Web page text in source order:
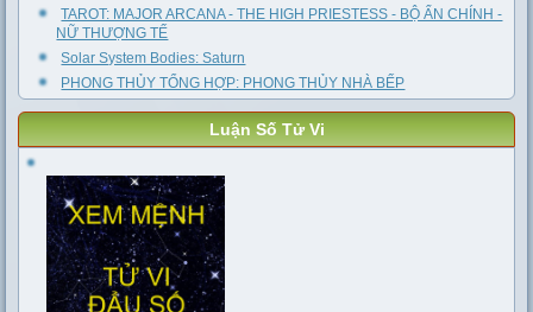
TAROT: MAJOR ARCANA - THE HIGH PRIESTESS - BỘ ẨN CHÍNH -
NỮ THƯỢNG TẾ
Solar System Bodies: Saturn
PHONG THỦY TỔNG HỢP: PHONG THỦY NHÀ BẾP
Luận Số Tử Vi